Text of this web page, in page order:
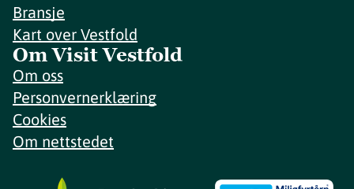
Bransje
Kart over Vestfold
Om Visit Vestfold
Om oss
Personvernerklæring
Cookies
Om nettstedet